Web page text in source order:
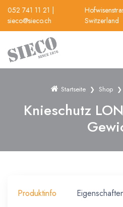
052 741 11 21
sieco@sieco.ch
Switzerland
Startseite Shop
Knieschutz
Produktinfo